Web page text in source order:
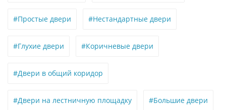
#Простые двери #Нестандартные двери
#Глухие двери #Коричневые двери
#Двери в общий коридор
#Двери на лестничную площадку #Большие двери